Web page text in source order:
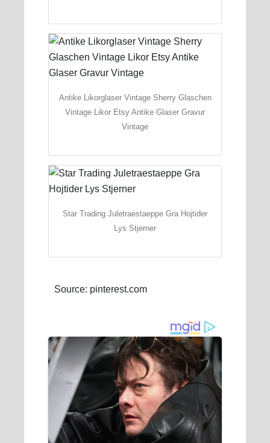
Antike Likorglaser Vintage Sherry Glaschen
Vintage Likor Etsy Antike Glaser Gravur
Vintage
Star Trading Juletraestaeppe Gra Hojtider
Lys Stjerner
Source: pinterest.com